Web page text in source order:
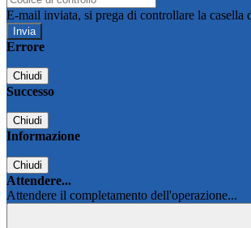
E-mail inviata, si prega di controllare la casella
Errore
Chiudi
Successo
Chiudi
Informazione
Chiudi
Attendere...
Attendere il completamento dell'operazione...